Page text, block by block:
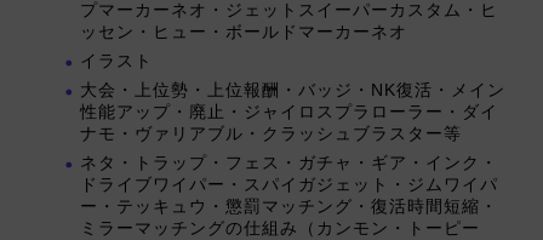
プマーカーネオ・ジェットスイーパーカスタム・ヒ
ッセン・ヒュー・ボールドマーカーネオ
イラスト
大会・上位勢・上位報酬・バッジ・NK復活・メイン
性能アップ・廃止・ジャイロスプラローラー・ダイ
ナモ・ヴァリアブル・クラッシュブラスター等
ネタ・トラップ・フェス・ガチャ・ギア・インク・
ドライブワイパー・スパイガジェット・ジムワイパ
ー・テッキュウ・懲罰マッチング・復活時間短縮・
ミラーマッチングの仕組み（カンモン・トーピー